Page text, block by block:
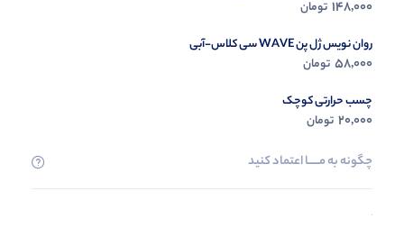
148,000 تومان
روان نویس ژل پن WAVE سی کلاس-آبی
58,000 تومان
چسب حرارتی کوچک
20,000 تومان
چگونه به مــــــا اعتماد کنید